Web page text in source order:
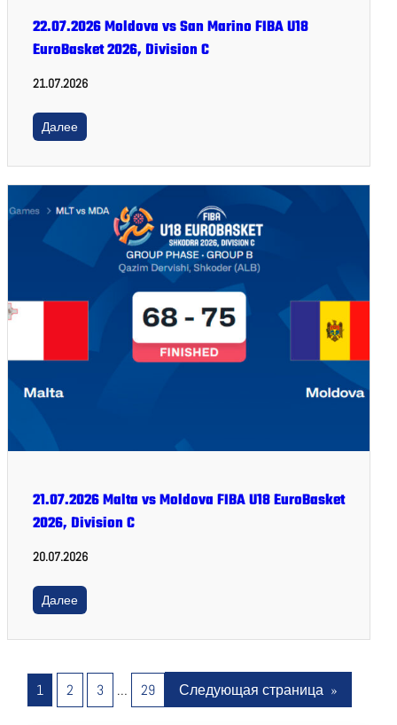
22.07.2026 Moldova vs San Marino FIBA U18
EuroBasket 2026, Division C
21.07.2026
Далее
21.07.2026 Malta vs Moldova FIBA U18 EuroBasket
2026, Division C
20.07.2026
Далее
1 2 3 … 29 Следующая страница »